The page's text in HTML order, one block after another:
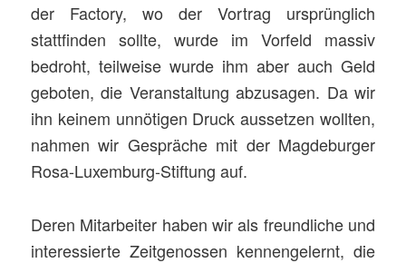
der Factory, wo der Vortrag ursprünglich
stattfinden sollte, wurde im Vorfeld massiv
bedroht, teilweise wurde ihm aber auch Geld
geboten, die Veranstaltung abzusagen. Da wir
ihn keinem unnötigen Druck aussetzen wollten,
nahmen wir Gespräche mit der Magdeburger
Rosa-Luxemburg-Stiftung auf.
Deren Mitarbeiter haben wir als freundliche und
interessierte Zeitgenossen kennengelernt, die